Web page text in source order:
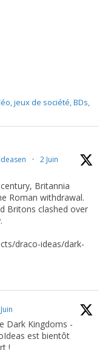
jeux de société, BDs,
· 2 Juin
Britannia
Roman withdrawal.
Britons clashed over
draco-ideas/dark-
Dark Kingdoms -
est bientôt
!